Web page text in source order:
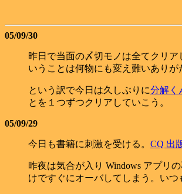
05/09/30
昨日で当面の〆切モノは全てクリ
いうことは何物にも変え難いありが
という訳で今日は久しぶりに分解く
とを１つずつクリアしていこう。
05/09/29
今日も書籍に刺激を受ける。 CQ 出
昨夜は気合が入り Windows アプリ
けですぐにオーバしてしまう。い